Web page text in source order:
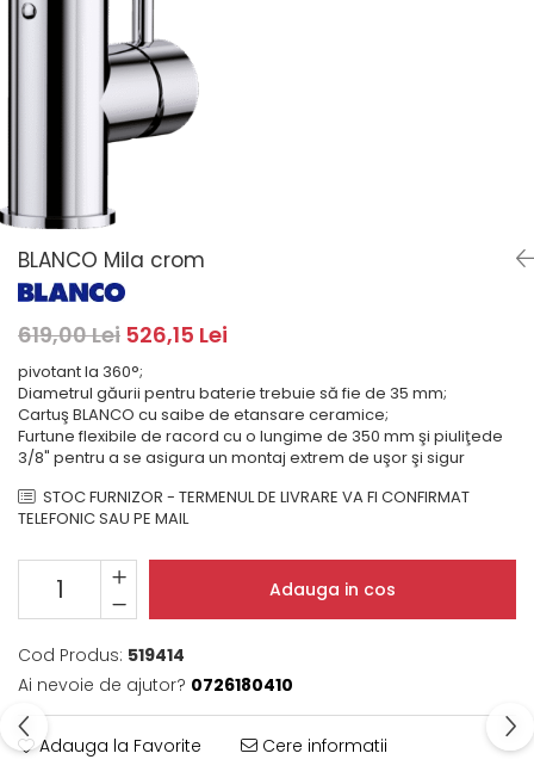
minibaruri incorporabile
Cuptoare cu microunde
Cu montare pe perete
Hote cu montare in blat
Hote cu montare pe colt
Hote rustice
Hote tip insula
Incorporate
Masini de spalat vase
Complet incorporabile
Partial incorporabile
Plite
Ceramica
Domino( seturi modulare)
Electrice
Gaz
Inductie
Mixte
Plite cu hota integrata
incarcare superioara
Masini de spalat rufe cu uscator
Masini de spalat rufe slim
(adancime 40-47 cm)
Uscatoare de rufe
Vitrine frigorifice si minibaruri
Pachete chiuvete si baterii
BLANCO Mila crom
619,00 Lei 526,15 Lei
pivotant la 360°;
Diametrul găurii pentru baterie trebuie să fie de 35 mm;
Cartuş BLANCO cu saibe de etansare ceramice;
Furtune flexibile de racord cu o lungime de 350 mm şi piuliţede
3/8" pentru a se asigura un montaj extrem de uşor şi sigur
STOC FURNIZOR - TERMENUL DE LIVRARE VA FI CONFIRMAT
TELEFONIC SAU PE MAIL
Adauga in cos
Cod Produs: 519414
Ai nevoie de ajutor? 0726180410
Adauga la Favorite Cere informatii